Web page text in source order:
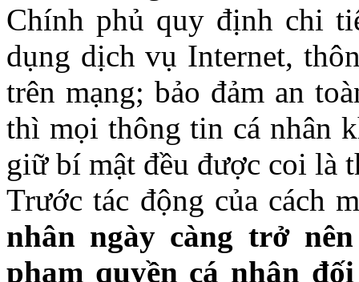
Chính phủ quy định chi
dụng dịch vụ Internet,
trên mạng; bảo đảm an
thì mọi thông tin cá nhân
giữ bí mật đều được coi là
Trước tác động của cách
nhân ngày càng trở
phạm quyền cá nhân